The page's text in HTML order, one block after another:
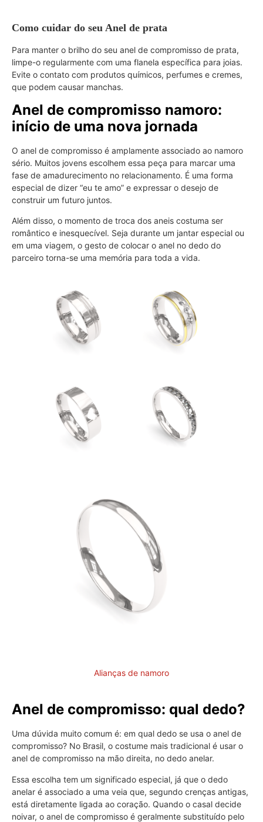
Como cuidar do seu Anel de prata
Para manter o brilho do seu anel de compromisso de prata,
limpe-o regularmente com uma flanela específica para joias.
Evite o contato com produtos químicos, perfumes e cremes,
que podem causar manchas.
Anel de compromisso namoro:
início de uma nova jornada
O anel de compromisso é amplamente associado ao namoro
sério. Muitos jovens escolhem essa peça para marcar uma
fase de amadurecimento no relacionamento. É uma forma
especial de dizer “eu te amo” e expressar o desejo de
construir um futuro juntos.
Além disso, o momento de troca dos aneis costuma ser
romântico e inesquecível. Seja durante um jantar especial ou
em uma viagem, o gesto de colocar o anel no dedo do
parceiro torna-se uma memória para toda a vida.
Alianças de namoro
Anel de compromisso: qual dedo?
Uma dúvida muito comum é: em qual dedo se usa o anel de
compromisso? No Brasil, o costume mais tradicional é usar o
anel de compromisso na mão direita, no dedo anelar.
Essa escolha tem um significado especial, já que o dedo
anelar é associado a uma veia que, segundo crenças antigas,
está diretamente ligada ao coração. Quando o casal decide
noivar, o anel de compromisso é geralmente substituído pelo